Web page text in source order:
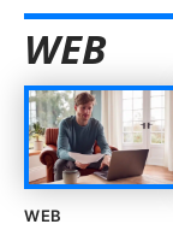
WEB
WEB